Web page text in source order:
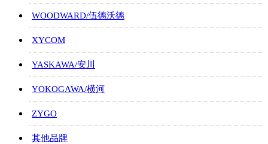
WOODWARD/伍德沃德
XYCOM
YASKAWA/安川
YOKOGAWA/横河
ZYGO
其他品牌